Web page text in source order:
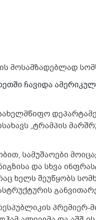
მოსამზადებლად
ჩავიდა
„ტრამპის
სამუშაოები
და სხვა
ხელს შეუწყობს
პრემიერ-